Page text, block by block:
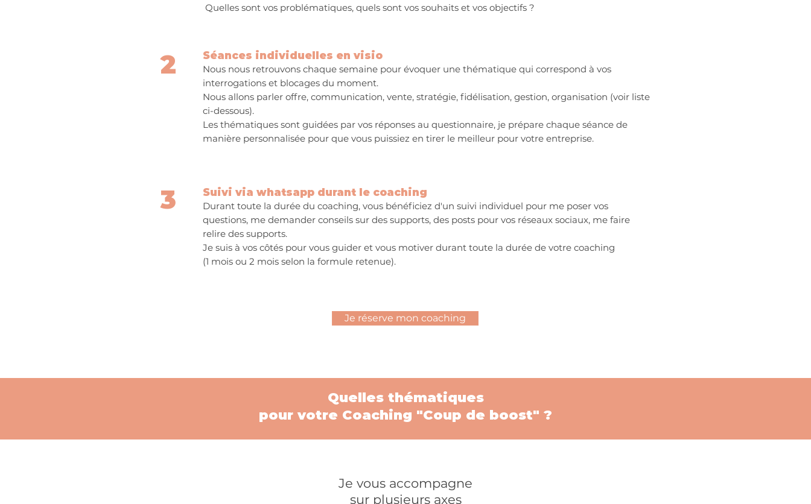
Quelles sont vos problématiques, quels sont vos souhaits et vos objectifs ?
2 Séances individuelles en visio
Nous nous retrouvons chaque semaine pour évoquer une thématique qui correspond à vos
interrogations et blocages du moment.
Nous allons parler offre, communication, vente, stratégie, fidélisation, gestion, organisation (voir liste
ci-dessous).
Les thématiques sont guidées par vos réponses au questionnaire, je prépare chaque séance de
manière personnalisée pour que vous puissiez en tirer le meilleur pour votre entreprise.
3 Suivi via whatsapp durant le coaching
Durant toute la durée du coaching, vous bénéficiez d'un suivi individuel pour me poser vos
questions, me demander conseils sur des supports, des posts pour vos réseaux sociaux, me faire
relire des supports.
Je suis à vos côtés pour vous guider et vous motiver durant toute la durée de votre coaching
(1 mois ou 2 mois selon la formule retenue).
Je réserve mon coaching
Quelles thématiques
pour votre Coaching "Coup de boost" ?
Je vous accompagne
sur plusieurs axes